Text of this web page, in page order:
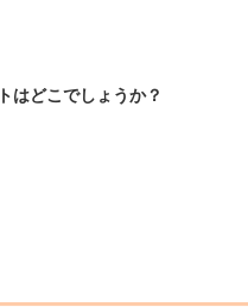
はどこでしょうか？